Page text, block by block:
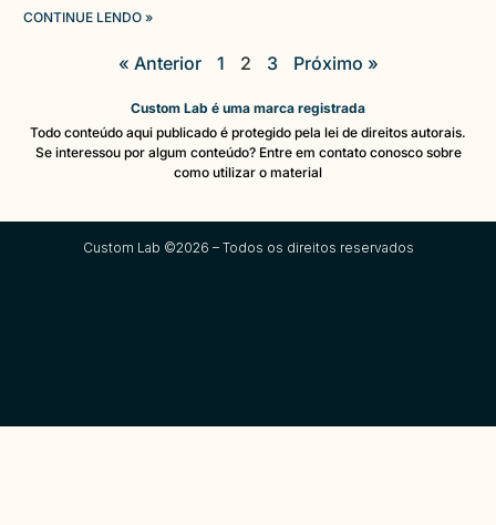
CONTINUE LENDO »
« Anterior 1 2 3 Próximo »
Custom Lab é uma marca registrada
Todo conteúdo aqui publicado é protegido pela lei de direitos autorais.
Se interessou por algum conteúdo? Entre em contato conosco sobre
como utilizar o material
Custom Lab ©2026 – Todos os direitos reservados